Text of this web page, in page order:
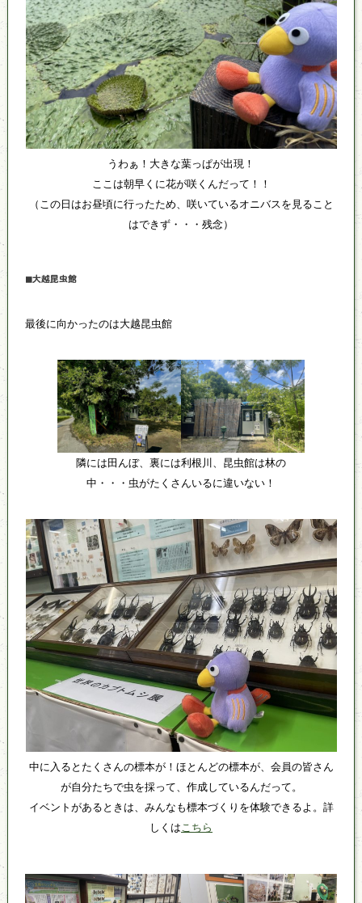
うわぁ！大きな葉っぱが出現！
ここは朝早くに花が咲くんだって！！
（この日はお昼頃に行ったため、咲いているオニバスを見ること
はできず・・・残念）
◼大越昆虫館
最後に向かったのは大越昆虫館
隣には田んぼ、裏には利根川、昆虫館は林の
中・・・虫がたくさんいるに違いない！
中に入るとたくさんの標本が！ほとんどの標本が、会員の皆さん
が自分たちで虫を採って、作成しているんだって。
イベントがあるときは、みんなも標本づくりを体験できるよ。詳
しくは こちら